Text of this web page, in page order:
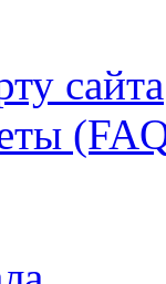
сайта